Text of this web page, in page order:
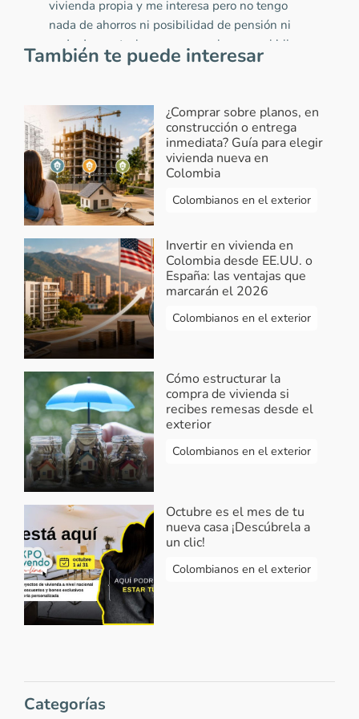
vivienda propia y me interesa pero no tengo
nada de ahorros ni posibilidad de pensión ni
nada de prestaciones pero yo vivo con mi hija
y pago arriendo que puedo hacer verdad que
2023-08-31 17:19:20
Buenas tardes yo señora de 53 años
que tengo discapacidad solicito de
manera urgente una vivienda propia yo
pago arriendo y ha veces se me dificulta
porque es muy caro no cuento con
prestaciones ni ahorros nada que puedo
hacer muchas gracias
Responder...
Vivendo-Respuesta Fanny Bolivar
2023-08-31 17:40:21
cuenta con un programa de vivienda
gratuita que te puede interesar,
ingresa al link
http://www.minvivienda.gov.co/
mira cuales son los requisitos y las
fechas de convocatoria. ¡Feliz día!
Responder...
Maria del carmen hernandez-Estoy
interesada
2023-07-07 14:45:35
Vivendo
También te puede interesar
¿Comprar sobre planos, en
construcción o entrega
inmediata? Guía para elegir
vivienda nueva en
Colombia
Colombianos en el exterior
Invertir en vivienda en
Colombia desde EE.UU. o
España: las ventajas que
marcarán el 2026
Colombianos en el exterior
Cómo estructurar la
compra de vivienda si
recibes remesas desde el
exterior
Colombianos en el exterior
Octubre es el mes de tu
nueva casa ¡Descúbrela a
un clic!
Colombianos en el exterior
Categorías